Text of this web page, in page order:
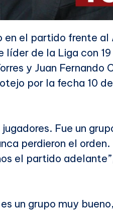
en el partido frente
de la Liga con
y Juan Fernando
por la fecha 10
Fue un
perdieron el orden.
el partido
un grupo muy